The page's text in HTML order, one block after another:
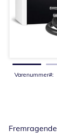
Varenummer
Fremragende
Gå
billedgalleriet